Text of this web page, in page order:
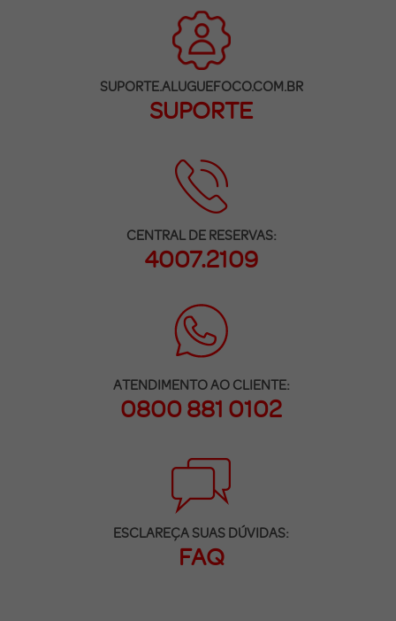
SUPORTE.ALUGUEFOCO.COM.BR
SUPORTE
CENTRAL DE RESERVAS:
4007.2109
ATENDIMENTO AO CLIENTE:
0800 881 0102
ESCLAREÇA SUAS DÚVIDAS:
FAQ